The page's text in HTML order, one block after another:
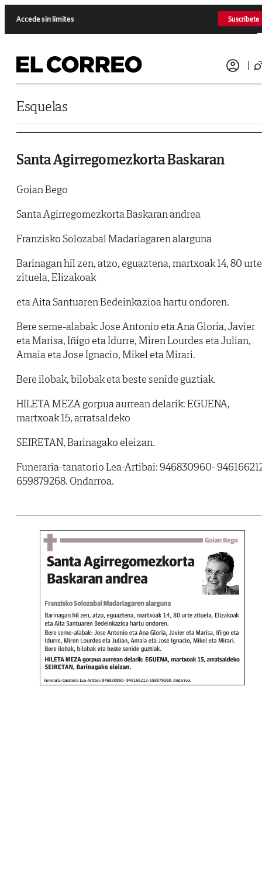
Accede sin límites Suscríbete
Esquelas
Santa Agirregomezkorta Baskaran
Goian Bego
Santa Agirregomezkorta Baskaran andrea
Franzisko Solozabal Madariagaren alarguna
Barinagan hil zen, atzo, eguaztena, martxoak 14, 80 urte
zituela, Elizakoak
eta Aita Santuaren Bedeinkazioa hartu ondoren.
Bere seme-alabak: Jose Antonio eta Ana Gloria, Javier
eta Marisa, Iñigo eta Idurre, Miren Lourdes eta Julian,
Amaia eta Jose Ignacio, Mikel eta Mirari.
Bere ilobak, bilobak eta beste senide guztiak.
HILETA MEZA gorpua aurrean delarik: EGUENA,
martxoak 15, arratsaldeko
SEIRETAN, Barinagako eleizan.
Funeraria-tanatorio Lea-Artibai: 946830960-
659879268. Ondarroa.